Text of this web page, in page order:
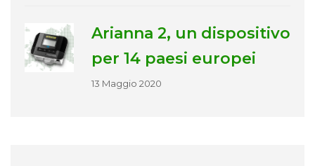
Arianna 2, un dispositivo
per 14 paesi europei
13 Maggio 2020